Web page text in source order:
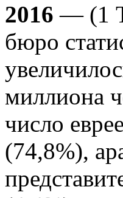
2016 — (1
бюро
миллиона
число
(74,8%),